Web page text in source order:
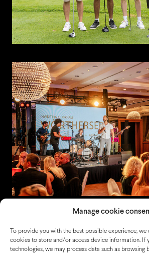
Manage cookie
To provide you with the best possible experience, we
cookies to store and/or access device information. If
technologies, we may process data such as browsing